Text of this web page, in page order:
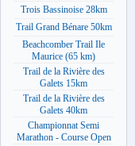
Trois Bassinoise 28km
Trail Grand Bénare 50km
Beachcomber Trail Ile
Maurice (65 km)
Trail de la Rivière des
Galets 15km
Trail de la Rivière des
Galets 40km
Championnat Semi
Marathon - Course Open